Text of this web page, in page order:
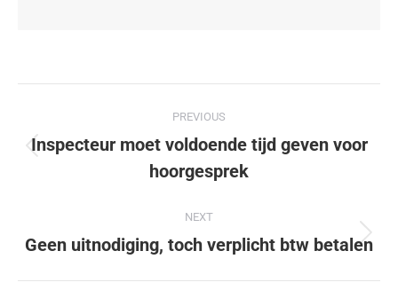
PREVIOUS
Inspecteur moet voldoende tijd geven voor
hoorgesprek
NEXT
Geen uitnodiging, toch verplicht btw betalen